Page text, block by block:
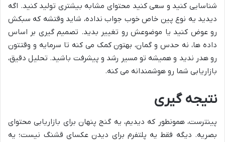
شناسایی کنید و سعی کنید محتوای مشابه بیشتری تولید کنید. اگه
دیدید یه نوع پین خاص خوب جواب نداده، شاید وقتشه که سبکش
رو عوض کنید یا موضوعش رو تغییر بدید. تصمیم گیری بر اساس
داده ها، نه حدس و گمان، بهتون کمک می کنه تا سرمایه و وقتتون
رو هدر ندید و همیشه تو مسیر رشد و پیشرفت باشید. تحلیل دقیق،
بازاریابی شما رو هوشمندانه می کنه.
نتیجه گیری
پینترست، همونطور که دیدیم، یه گنج پنهان برای بازاریابی محتوای
بصریه. دیگه فقط یه پلتفرم برای دیدن عکسای قشنگ نیست؛ یه